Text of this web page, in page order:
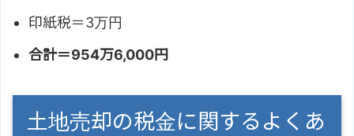
印紙税＝3万円
合計＝954万6,000円
土地売却の税金に関するよくあ